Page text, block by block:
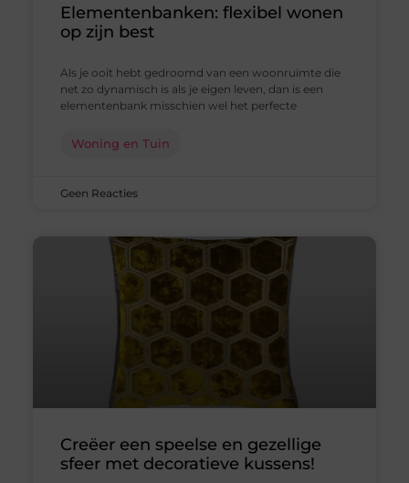
Elementenbanken: flexibel wonen
op zijn best
Als je ooit hebt gedroomd van een woonruimte die
net zo dynamisch is als je eigen leven, dan is een
elementenbank misschien wel het perfecte
Woning en Tuin
Geen Reacties
Creëer een speelse en gezellige
sfeer met decoratieve kussens!